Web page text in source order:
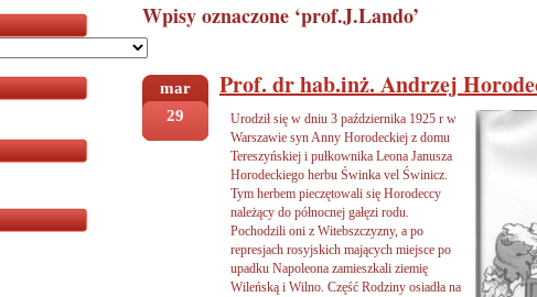
Wpisy oznaczone ‘prof.J.Lando’
mar
29
Prof. dr hab.inż. Andrzej
Urodził się w dniu 3 października 1925 r w
Warszawie syn Anny Horodeckiej z domu
Tereszyńskiej i pułkownika Leona Janusza
Horodeckiego herbu Świnka vel Świnicz.
Tym herbem pieczętowali się Horodeccy
należący do północnej gałęzi rodu.
Pochodzili oni z Witebszczyzny, a po
represjach rosyjskich mających miejsce po
upadku Napoleona zamieszkali ziemię
Wileńską i Wilno. Część Rodziny osiadła na